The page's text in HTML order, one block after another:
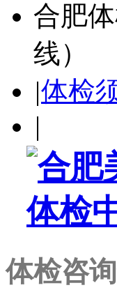
合肥
线）
|体检
|
体检咨